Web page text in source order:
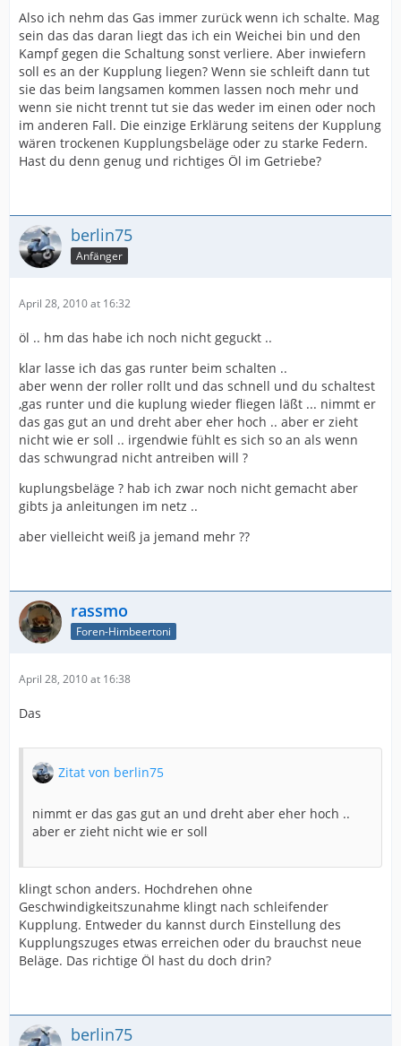
Also ich nehm das Gas immer zurück wenn ich schalte. Mag
sein das das daran liegt das ich ein Weichei bin und den
Kampf gegen die Schaltung sonst verliere. Aber inwiefern
soll es an der Kupplung liegen? Wenn sie schleift dann tut
sie das beim langsamen kommen lassen noch mehr und
wenn sie nicht trennt tut sie das weder im einen oder noch
im anderen Fall. Die einzige Erklärung seitens der Kupplung
wären trockenen Kupplungsbeläge oder zu starke Federn.
Hast du denn genug und richtiges Öl im Getriebe?
berlin75
Anfänger
April 28, 2010 at 16:32
öl .. hm das habe ich noch nicht geguckt ..
klar lasse ich das gas runter beim schalten ..
aber wenn der roller rollt und das schnell und du schaltest
,gas runter und die kuplung wieder fliegen läßt ... nimmt er
das gas gut an und dreht aber eher hoch .. aber er zieht
nicht wie er soll .. irgendwie fühlt es sich so an als wenn
das schwungrad nicht antreiben will ?
kuplungsbeläge ? hab ich zwar noch nicht gemacht aber
gibts ja anleitungen im netz ..
aber vielleicht weiß ja jemand mehr ??
rassmo
Foren-Himbeertoni
April 28, 2010 at 16:38
Das
Zitat von berlin75
nimmt er das gas gut an und dreht aber eher hoch ..
aber er zieht nicht wie er soll
klingt schon anders. Hochdrehen ohne
Geschwindigkeitszunahme klingt nach schleifender
Kupplung. Entweder du kannst durch Einstellung des
Kupplungszuges etwas erreichen oder du brauchst neue
Beläge. Das richtige Öl hast du doch drin?
berlin75